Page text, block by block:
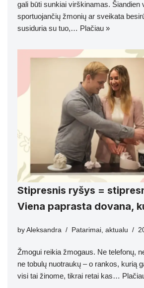
gali būti sunkiai virškinamas. Šiandien
sportuojančių žmonių ar sveikata
susiduria su tuo,… Plačiau »
Stipresnis ryšys =
Viena paprasta dovana,
by Aleksandra Patarimai, aktualu
Žmogui reikia žmogaus. Ne telefonų,
ne tobulų nuotraukų – o rankos, kurią
visi tai žinome, tikrai retai kas…